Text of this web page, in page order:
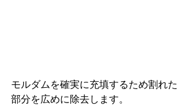
モルダムを確実に充填するため割れた
部分を広めに除去します。